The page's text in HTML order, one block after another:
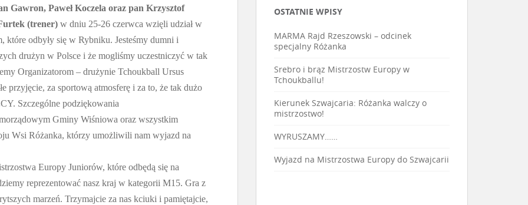
Gawron, Paweł Koczela oraz pan Krzysztof
(trener) w dniu 25-26 czerwca wzięli udział w
odbyły się w Rybniku. Jesteśmy dumni i
drużyn w Polsce i że mogliśmy uczestniczyć w tak
Organizatorom – drużynie Tchoukball Ursus
przyjęcie, za sportową atmosferę i za to, że tak dużo
Szczególne podziękowania
Gminy Wiśniowa oraz wszystkim
Wsi Różanka, którzy umożliwili nam wyjazd na
Europy Juniorów, które odbędą się na
reprezentować nasz kraj w kategorii M15. Gra z
marzeń. Trzymajcie za nas kciuki i pamiętajcie,
OSTATNIE WPISY
MARMA Rajd Rzeszowski – odcinek
specjalny Różanka
Srebro i brąz Mistrzostw Europy w
Tchoukballu!
Kierunek Szwajcaria: Różanka walczy o
mistrzostwo!
WYRUSZAMY……
Wyjazd na Mistrzostwa Europy do Szwajcarii